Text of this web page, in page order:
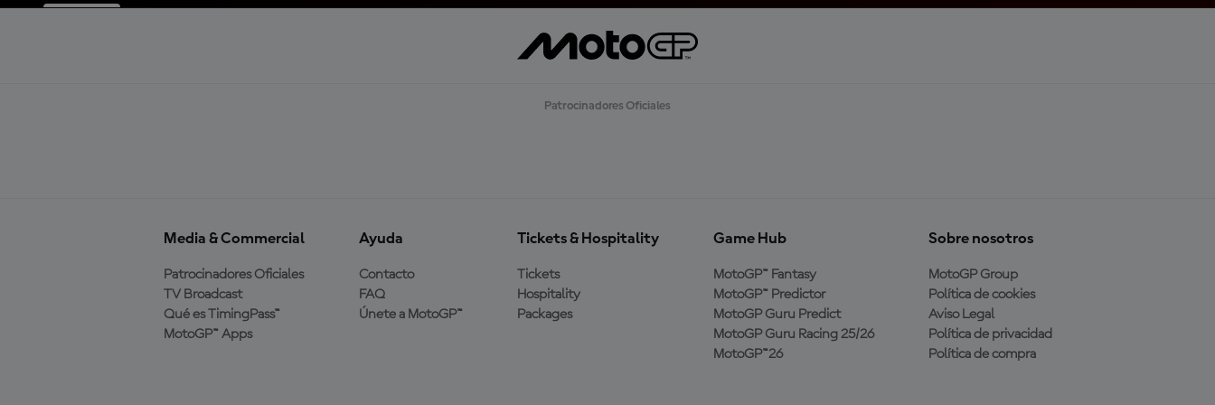
Patrocinadores Oficiales
Media & Commercial
Patrocinadores Oficiales
TV Broadcast
Qué es TimingPass™
MotoGP™ Apps
Ayuda
Contacto
FAQ
Únete a MotoGP™
Tickets & Hospitality
Tickets
Hospitality
Packages
Game Hub
MotoGP™ Fantasy
MotoGP™ Predictor
MotoGP Guru Predict
MotoGP Guru Racing 25/26
MotoGP™26
Sobre nosotros
MotoGP Group
Política de cookies
Aviso Legal
Política de privacidad
Política de compra